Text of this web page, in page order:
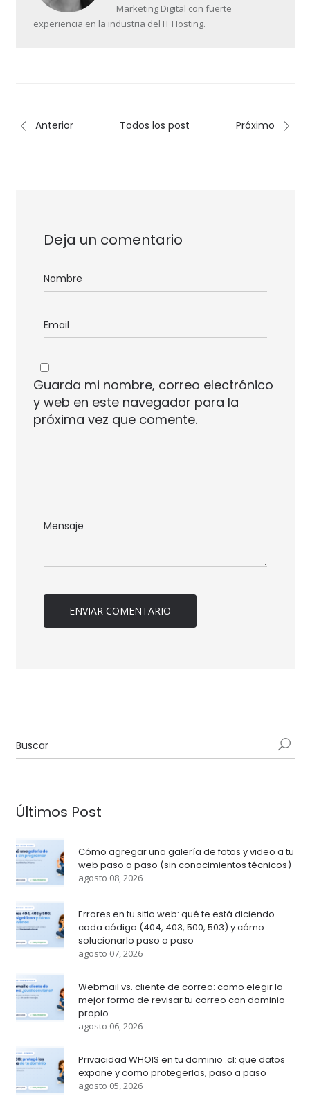
Marketing Digital con fuerte
experiencia en la industria del IT Hosting.
Anterior Todos los post Próximo
Deja un comentario
Guarda mi nombre, correo electrónico
y web en este navegador para la
próxima vez que comente.
Últimos Post
Cómo agregar una galería de fotos y video a tu
web paso a paso (sin conocimientos técnicos)
agosto 08, 2026
Errores en tu sitio web: qué te está diciendo
cada código (404, 403, 500, 503) y cómo
solucionarlo paso a paso
agosto 07, 2026
Webmail vs. cliente de correo: como elegir la
mejor forma de revisar tu correo con dominio
propio
agosto 06, 2026
Privacidad WHOIS en tu dominio .cl: que datos
expone y como protegerlos, paso a paso
agosto 05, 2026